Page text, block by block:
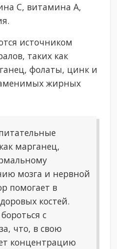
С, витамина А,
источником
таких как
фолаты, цинк и
жирных
марганец,
мозга и нервной
помогает в
костей.
с
что, в свою
концентрацию